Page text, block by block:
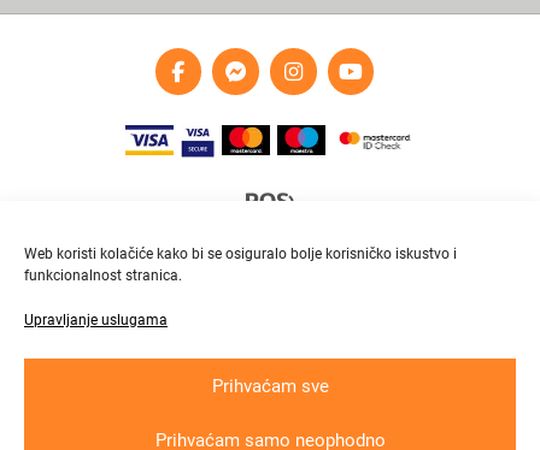
Web koristi kolačiće kako bi se osiguralo bolje korisničko iskustvo i
funkcionalnost stranica.
Upravljanje uslugama
Prihvaćam sve
Prihvaćam samo neophodno
Brza i pouzdana dostava